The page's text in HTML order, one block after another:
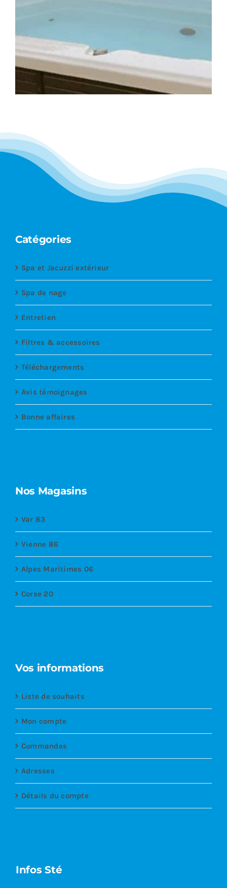
Catégories
Spa et Jacuzzi extérieur
Spa de nage
Entretien
Filtres & accessoires
Téléchargements
Avis témoignages
Bonne affaires
Nos Magasins
Var 83
Vienne 86
Alpes Maritimes 06
Corse 20
Vos informations
Liste de souhaits
Mon compte
Commandes
Adresses
Détails du compte
Infos Sté